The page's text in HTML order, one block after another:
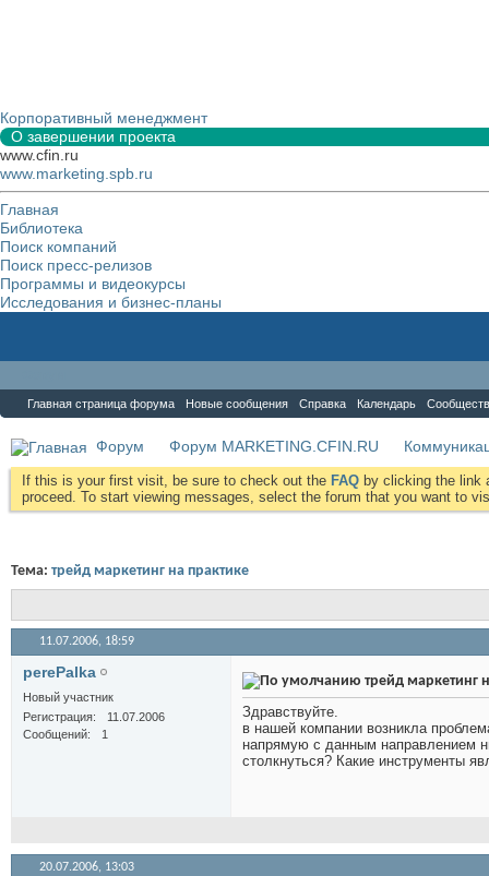
Корпоративный менеджмент
О завершении проекта
www.cfin.ru
www.marketing.spb.ru
Главная
Библиотека
Поиск компаний
Поиск пресс-релизов
Программы и видеокурсы
Исследования и бизнес-планы
Главная страница форума Новые сообщения Справка Календарь
Форум Форум MARKETING.CFIN.RU
If this is your first visit, be sure to check out the FAQ by clicking the link
proceed. To start viewing messages, select the forum that you want to
Тема: трейд маркетинг на практике
11.07.2006, 18:59
perePalka
Новый участник
Регистрация
11.07.2006
Сообщений
1
трейд маркетинг
Здравствуйте.
в нашей компании возникла
напрямую с данным направлением
столкнуться? Какие инструменты
20.07.2006, 13:03